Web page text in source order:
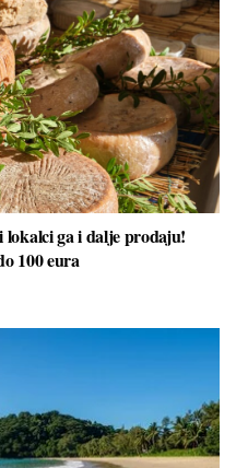
lokalci ga i dalje prodaju!
100 eura